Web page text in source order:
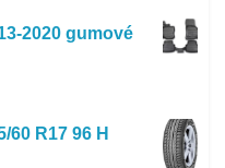
2020 gumové
60 R17 96 H